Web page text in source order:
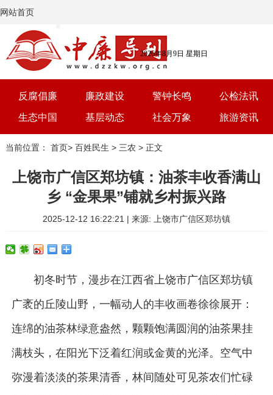
网站首页
2026年8月9日 星期日
反腐倡廉 廉政建设 警钟长鸣 公检法讯
生态中国 基层动态 社会万象 旅游资讯
党建 文选 三农 艺术
当前位置： 首页> 百姓民生 > 三农 > 正文
上饶市广信区郑坊镇：油茶丰收香满山
乡 “金果果”铺就乡村振兴路
2025-12-12 16:22:21 | 来源: 上饶市广信区郑坊镇
初冬时节，漫步在江西省上饶市广信区郑坊镇
广袤的丘陵山野，一幅动人的丰收画卷徐徐展开：
连绵的油茶林绿意盎然，颗颗饱满圆润的油茶果挂
满枝头，在阳光下泛着红润或金黄的光泽。空气中
弥漫着淡淡的茶果清香，林间随处可见茶农们忙碌